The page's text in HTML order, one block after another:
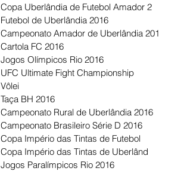
Copa Uberlândia de Futebol Amador 2
Futebol de Uberlândia 2016
Campeonato Amador de Uberlândia 201
Cartola FC 2016
Jogos Olímpicos Rio 2016
UFC Ultimate Fight Championship
Vôlei
Taça BH 2016
Campeonato Rural de Uberlândia 2016
Campeonato Brasileiro Série D 2016
Copa Império das Tintas de Futebol
Copa Império das Tintas de Uberlând
Jogos Paralímpicos Rio 2016